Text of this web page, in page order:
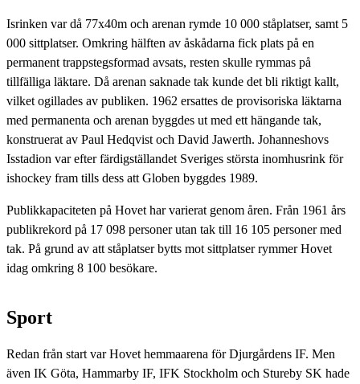
Isrinken var då 77x40m och arenan rymde 10 000 ståplatser, samt 5
000 sittplatser. Omkring hälften av åskådarna fick plats på en
permanent trappstegsformad avsats, resten skulle rymmas på
tillfälliga läktare. Då arenan saknade tak kunde det bli riktigt kallt,
vilket ogillades av publiken. 1962 ersattes de provisoriska läktarna
med permanenta och arenan byggdes ut med ett hängande tak,
konstruerat av Paul Hedqvist och David Jawerth. Johanneshovs
Isstadion var efter färdigställandet Sveriges största inomhusrink för
ishockey fram tills dess att Globen byggdes 1989.
Publikkapaciteten på Hovet har varierat genom åren. Från 1961 års
publikrekord på 17 098 personer utan tak till 16 105 personer med
tak. På grund av att ståplatser bytts mot sittplatser rymmer Hovet
idag omkring 8 100 besökare.
Sport
Redan från start var Hovet hemmaarena för Djurgårdens IF. Men
även IK Göta, Hammarby IF, IFK Stockholm och Stureby SK hade